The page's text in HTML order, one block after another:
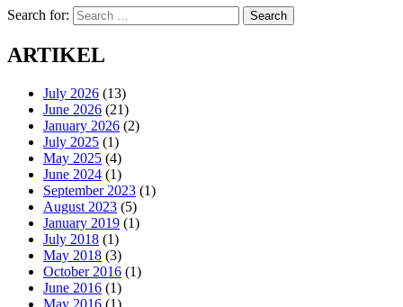
Search for: Search
ARTIKEL
July 2026 (13)
June 2026 (21)
January 2026 (2)
July 2025 (1)
May 2025 (4)
June 2024 (1)
September 2023 (1)
August 2023 (5)
January 2019 (1)
July 2018 (1)
May 2018 (3)
October 2016 (1)
June 2016 (1)